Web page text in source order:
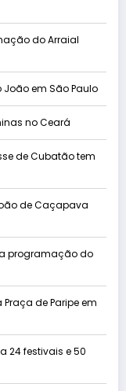
do Arraial
em São Paulo
no Ceará
de Cubatão tem
de Caçapava
programação do
de Paripe em
24 festivais e 50